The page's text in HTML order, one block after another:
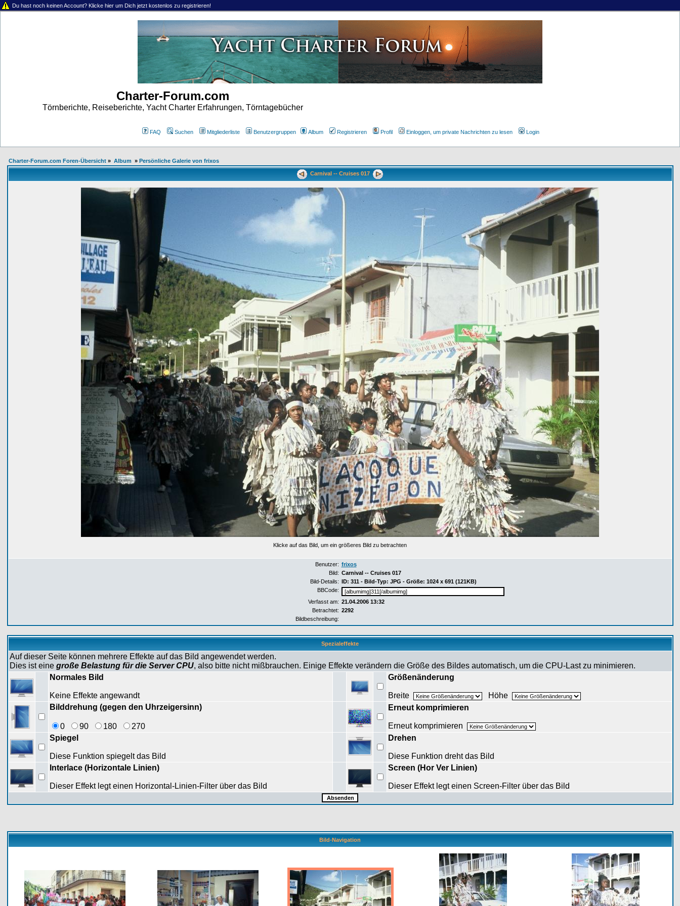
Du hast noch keinen Account? Klicke hier um Dich jetzt kostenlos zu registrieren!
Charter-Forum.com
Törnberichte, Reiseberichte, Yacht Charter Erfahrungen, Törntagebücher
FAQ Suchen Mitgliederliste Benutzergruppen Album Registrieren Profil Einloggen, um private Nachrichten zu lesen Login
Charter-Forum.com Foren-Übersicht» Album » Persönliche Galerie von frixos
Carnival -- Cruises 017
Klicke auf das Bild, um ein größeres Bild zu betrachten
Benutzer: frixos
Bild: Carnival -- Cruises 017
Bild-Details: ID: 311 - Bild-Typ: JPG - Größe: 1024 x 691 (121KB)
BBCode:
Verfasst am: 21.04.2006 13:32
Betrachtet: 2292
Bildbeschreibung:
Spezialeffekte
Auf dieser Seite können mehrere Effekte auf das Bild angewendet werden.
Dies ist eine große Belastung für die Server CPU, also bitte nicht mißbrauchen. Einige Effekte verändern die Größe des Bildes automatisch, um die CPU-Last zu minimieren.
Normales Bild
Keine Effekte angewandt
Größenänderung
Breite
Höhe
Bilddrehung (gegen den Uhrzeigersinn)
0 90 180 270
Erneut komprimieren
Erneut komprimieren
Spiegel
Diese Funktion spiegelt das Bild
Drehen
Diese Funktion dreht das Bild
Interlace (Horizontale Linien)
Dieser Effekt legt einen Horizontal-Linien-Filter über das Bild
Screen (Hor Ver Linien)
Dieser Effekt legt einen Screen-Filter über das Bild
Bild-Navigation